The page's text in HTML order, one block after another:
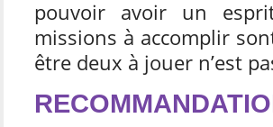
pouvoir avoir un
missions à accomplir
être deux à jouer n’est